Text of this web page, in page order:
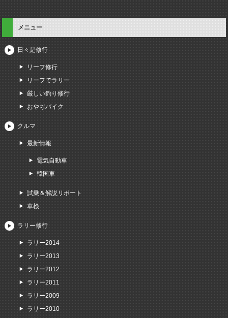
メニュー
日々是修行
リーフ修行
リーフでラリー
厳しい釣り修行
おやぢバイク
クルマ
最新情報
電気自動車
韓国車
試乗＆解説リポート
車検
ラリー修行
ラリー2014
ラリー2013
ラリー2012
ラリー2011
ラリー2009
ラリー2010